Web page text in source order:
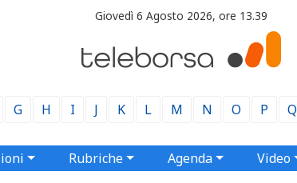
Giovedì 6 Agosto 2026, ore 13.39
G H I J K L M N O P Q
Rubriche Agenda Video